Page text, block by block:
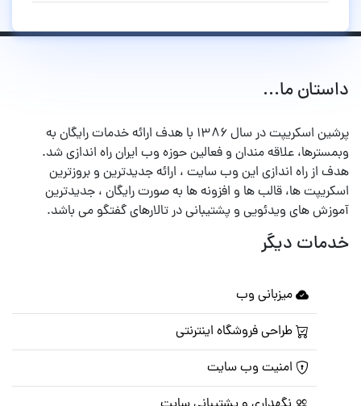
داستان ما...
پرشین اسکریپت در سال ۱۳۸۶ با هدف ارائه خدمات رایگان به
وبمسترها، علاقه مندان و فعالین حوزه وب ایران راه اندازی شد.
هدف از راه اندازی این وب سایت ، ارائه جدیدترین و بروزترین
اسکریپت ها، قالب ها و افزونه ها به صورت رایگان ، جدیدترین
آموزش های ویدئویی و پشتیبانی در تالارهای گفتگو می باشد.
خدمات دیگر
میزبانی وب
طراحی فروشگاه اینترنتی
امنیت وب سایت